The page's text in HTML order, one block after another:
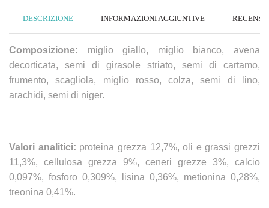
DESCRIZIONE INFORMAZIONI AGGIUNTIVE
Composizione: miglio giallo, miglio bianco, avena
decorticata, semi di girasole striato, semi di cartamo,
frumento, scagliola, miglio rosso, colza, semi di lino,
arachidi, semi di niger.
Valori analitici: proteina grezza 12,7%, oli e grassi grezzi
11,3%, cellulosa grezza 9%, ceneri grezze 3%, calcio
0,097%, fosforo 0,309%, lisina 0,36%, metionina 0,28%,
treonina 0,41%.